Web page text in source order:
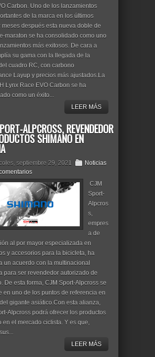
Carbon. Uno de los lanzamientos
de la marca en los últimos
meses después esta nueva doble de
maraton se ha consolidado como uno
más exitosos. De cara a
su gama con la llegada de la
cuadro RC, con carbono
Layup y precios más ajustados.La
Lynx Race EVO Carbon se ha
como un éxito...
LEER MÁS
ALPCROSS, REVENDEDOR
SHIMANO EN
septiembre 29, 2021
Noticias
CJM
Sport-
Alpcros
s,
empres
a de
al por mayor especializada en
y accesorios para la bicicleta, ha
un acuerdo con la multinacional
para ser revendedor autorizado de
De esta forma, CJM Sport-Alpcross se
en uno de los puntos de referencia en
gigante asiático.Con esta alianza,
Alpcross podrá ofrecer los productos
en el mercado ciclista. Y es que,
LEER MÁS